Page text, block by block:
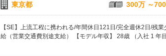
東京都 300万 ～
【SE】上流工程に携われる/年間休日121日/完全週休2日/
給（営業交通費別途支給） 【モデル年収】 28歳 （入社 1